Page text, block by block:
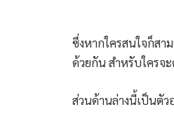
ซึ่งหากใครสนใจก็สา
ด้วยกัน สำหรับใครจ
ส่วนด้านล่างนี้เป็นตัว